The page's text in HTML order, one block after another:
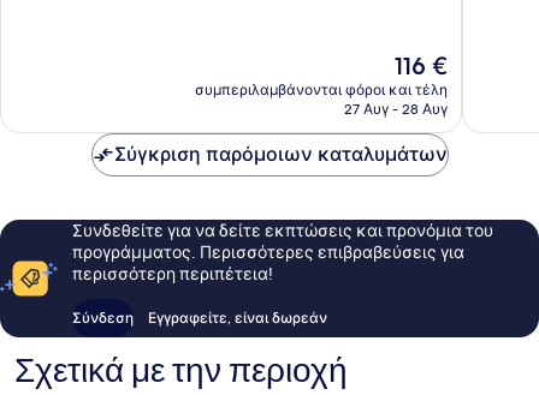
Η
τιμή
είναι
116 €
συμπεριλαμβάνονται φόροι και τέλη
27 Αυγ - 28 Αυγ
Σύγκριση παρόμοιων καταλυμάτων
Συνδεθείτε για να δείτε εκπτώσεις και προνόμια του
προγράμματος. Περισσότερες επιβραβεύσεις για
περισσότερη περιπέτεια!
Σύνδεση Εγγραφείτε, είναι δωρεάν
Σχετικά με την περιοχή